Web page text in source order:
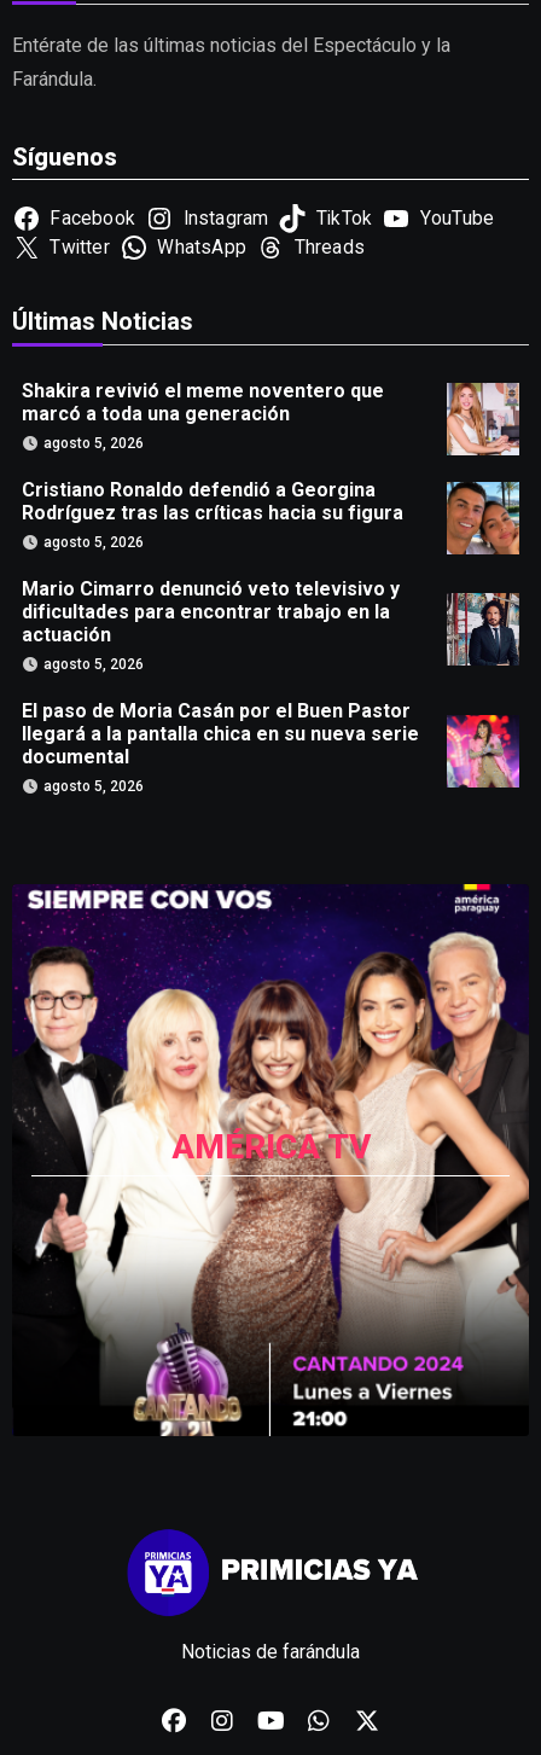
Entérate de las últimas noticias del Espectáculo y la
Farándula.
Síguenos
Facebook Instagram TikTok
YouTube
Twitter
WhatsApp Threads
Últimas Noticias
Shakira revivió el meme noventero que
marcó a toda una generación
agosto 5, 2026
Cristiano Ronaldo defendió a Georgina
Rodríguez tras las críticas hacia su figura
agosto 5, 2026
Mario Cimarro denunció veto televisivo y
dificultades para encontrar trabajo en la
actuación
agosto 5, 2026
El paso de Moria Casán por el Buen Pastor
llegará a la pantalla chica en su nueva serie
documental
agosto 5, 2026
AMÉRICA TV
Noticias de farándula